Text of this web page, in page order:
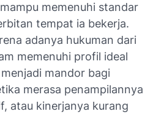
memenuhi standar
tempat ia bekerja.
adanya hukuman dari
memenuhi profil ideal
mandor bagi
merasa penampilannya
atau kinerjanya kurang